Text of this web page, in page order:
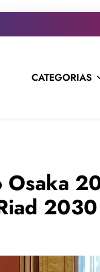
CATEGORIAS
Osaka
2030